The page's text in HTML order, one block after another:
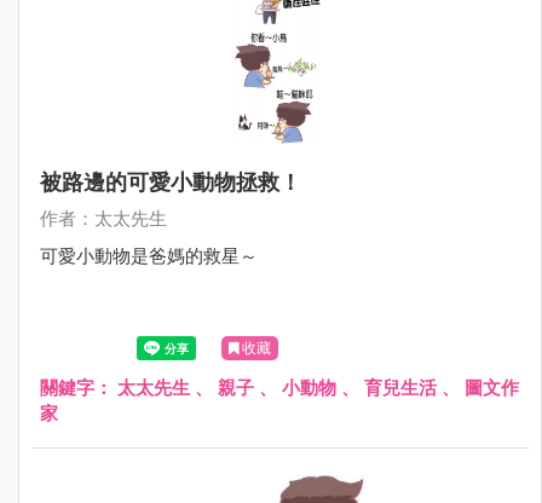
被路邊的可愛小動物拯救！
作者：太太先生
可愛小動物是爸媽的救星～
收藏
關鍵字： 太太先生 、 親子 、 小動物 、 育兒生活、
圖文作
家